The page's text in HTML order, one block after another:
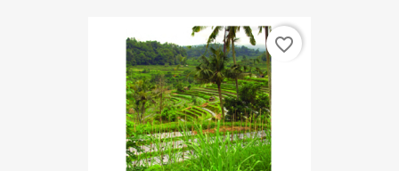
favorite_border